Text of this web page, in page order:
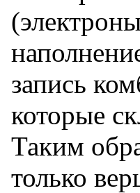
запись
которые
Таким
только